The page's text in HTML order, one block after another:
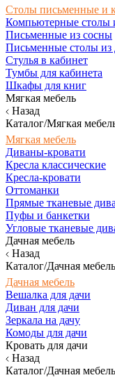
Столы письменные и
Компьютерные столы
Письменные из сосны
Письменные столы из
Стулья в кабинет
Тумбы для кабинета
Шкафы для книг
Мягкая мебель
Назад
Каталог/Мягкая
Мягкая мебель
Диваны-кровати
Кресла классические
Кресла-кровати
Оттоманки
Прямые тканевые
Пуфы и банкетки
Угловые тканевые
Дачная мебель
Назад
Каталог/Дачная мебель
Дачная мебель
Вешалка для дачи
Диван для дачи
Зеркала на дачу
Комоды для дачи
Кровать для дачи
Назад
Каталог/Дачная